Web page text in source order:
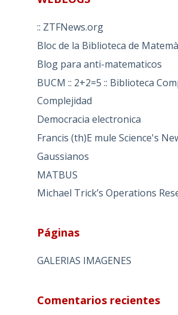
:: ZTFNews.org
Bloc de la Biblioteca de
Blog para anti-matematicos
BUCM :: 2+2=5 :: Biblioteca
Complejidad
Democracia electronica
Francis (th)E mule Science's
Gaussianos
MATBUS
Michael Trick’s Operations
Páginas
GALERIAS IMAGENES
Comentarios recientes